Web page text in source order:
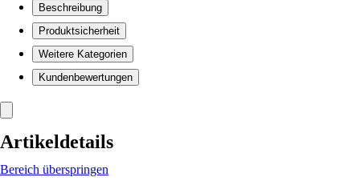
Beschreibung
Produktsicherheit
Weitere Kategorien
Kundenbewertungen
Artikeldetails
Bereich überspringen